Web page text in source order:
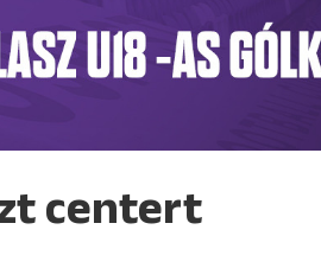
centert